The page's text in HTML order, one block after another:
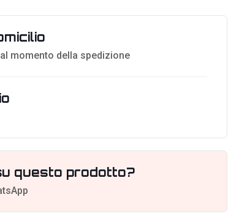
momento della spedizione
questo prodotto?